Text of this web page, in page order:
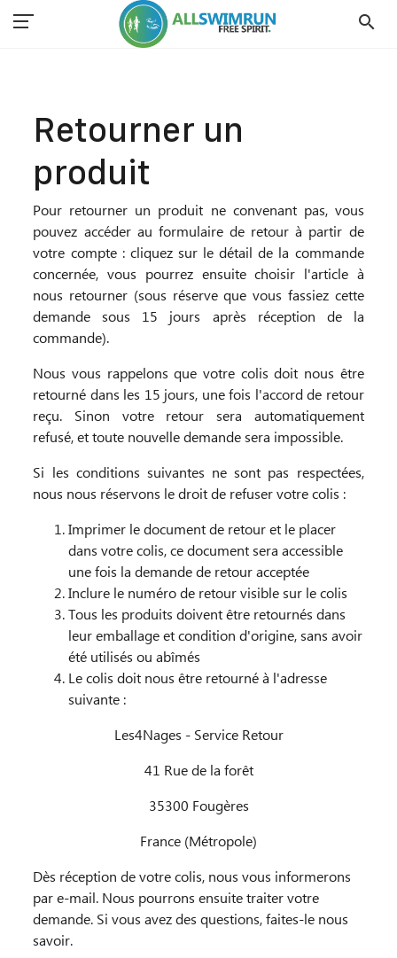
search
Retourner un produit
Retourner un
produit
Pour retourner un produit ne convenant pas, vous
pouvez accéder au formulaire de retour à partir de
votre compte : cliquez sur le détail de la commande
concernée, vous pourrez ensuite choisir l'article à
nous retourner (sous réserve que vous fassiez cette
demande sous 15 jours après réception de la
commande).
Nous vous rappelons que votre colis doit nous être
retourné dans les 15 jours, une fois l'accord de retour
reçu. Sinon votre retour sera automatiquement
refusé, et toute nouvelle demande sera impossible.
Si les conditions suivantes ne sont pas respectées,
nous nous réservons le droit de refuser votre colis :
Imprimer le document de retour et le placer
dans votre colis, ce document sera accessible
une fois la demande de retour acceptée
Inclure le numéro de retour visible sur le colis
Tous les produits doivent être retournés dans
leur emballage et condition d'origine, sans avoir
été utilisés ou abîmés
Le colis doit nous être retourné à l'adresse
suivante :
Les4Nages - Service Retour
41 Rue de la forêt
35300 Fougères
France (Métropole)
Dès réception de votre colis, nous vous informerons
par e-mail. Nous pourrons ensuite traiter votre
demande. Si vous avez des questions, faites-le nous
savoir.